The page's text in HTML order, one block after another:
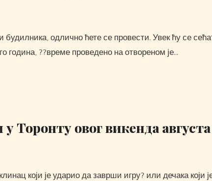
година, ??време проведено на отвореном је…
Торонту овог викенда августа